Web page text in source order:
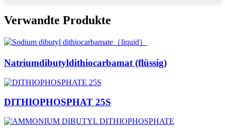
Verwandte Produkte
Natriumdibutyldithiocarbamat (flüssig)
DITHIOPHOSPHAT 25S